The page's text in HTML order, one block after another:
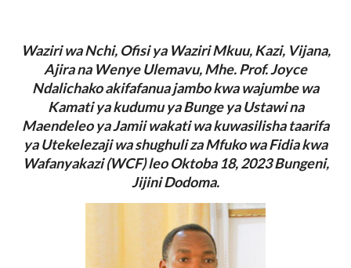
Waziri wa Nchi, Ofisi ya Waziri Mkuu, Kazi, Vijana,
Ajira na Wenye Ulemavu, Mhe. Prof. Joyce
Ndalichako akifafanua jambo kwa wajumbe wa
Kamati ya kudumu ya Bunge ya Ustawi na
Maendeleo ya Jamii wakati wa kuwasilisha taarifa
ya Utekelezaji wa shughuli za Mfuko wa Fidia kwa
Wafanyakazi (WCF) leo Oktoba 18, 2023 Bungeni,
Jijini Dodoma.